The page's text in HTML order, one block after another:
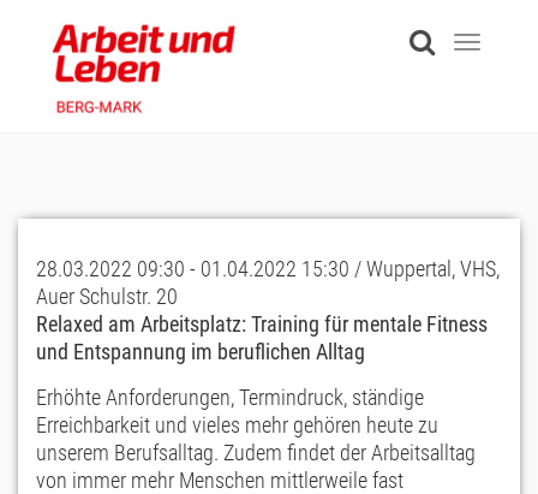
content
Toggle
28.03.2022 09:30 - 01.04.2022 15:30 / Wuppertal, VHS,
Auer Schulstr. 20
Relaxed am Arbeitsplatz: Training für mentale Fitness
und Entspannung im beruflichen Alltag
Erhöhte Anforderungen, Termindruck, ständige
Erreichbarkeit und vieles mehr gehören heute zu
unserem Berufsalltag. Zudem findet der Arbeitsalltag
von immer mehr Menschen mittlerweile fast